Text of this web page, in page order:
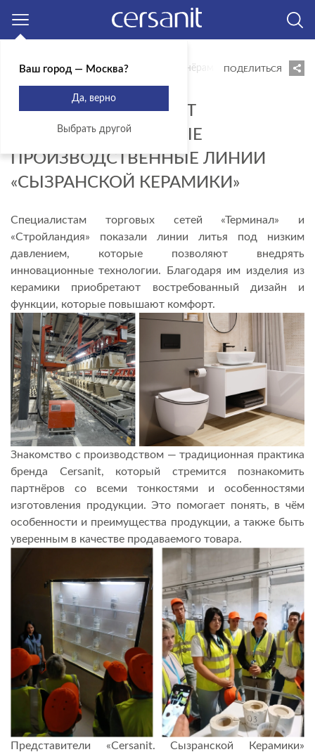
Главная Блог Новости Партнёрам Cersanit
ПОДЕЛИТЬСЯ
ПАРТНЁРАМ CERSANIT
ПРЕДСТАВИЛИ НОВЫЕ
ПРОИЗВОДСТВЕННЫЕ ЛИНИИ
«СЫЗРАНСКОЙ КЕРАМИКИ»
Специалистам торговых сетей «Терминал» и
«Стройландия» показали линии литья под низким
давлением, которые позволяют внедрять
инновационные технологии. Благодаря им изделия из
керамики приобретают востребованный дизайн и
функции, которые повышают комфорт.
Знакомство с производством — традиционная практика
бренда Cersanit, который стремится познакомить
партнёров со всеми тонкостями и особенностями
изготовления продукции. Это помогает понять, в чём
особенности и преимущества продукции, а также быть
уверенным в качестве продаваемого товара.
Представители «Cersanit. Сызранской Керамики»
Ваш город — Москва?
Да, верно
Выбрать другой